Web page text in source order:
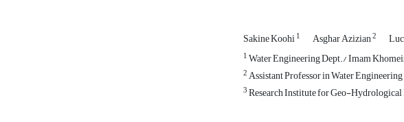
Sakine Koohi1 Asghar Azizian2
1Water Engineering Dept./ Imam
2Assistant Professor in Water
3Research Institute for Geo-